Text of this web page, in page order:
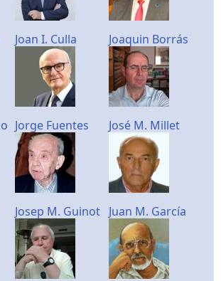
Joan I. Culla Joaquin Borrás
Jorge Fuentes José M. Millet
Josep M. Guinot Juan M. García